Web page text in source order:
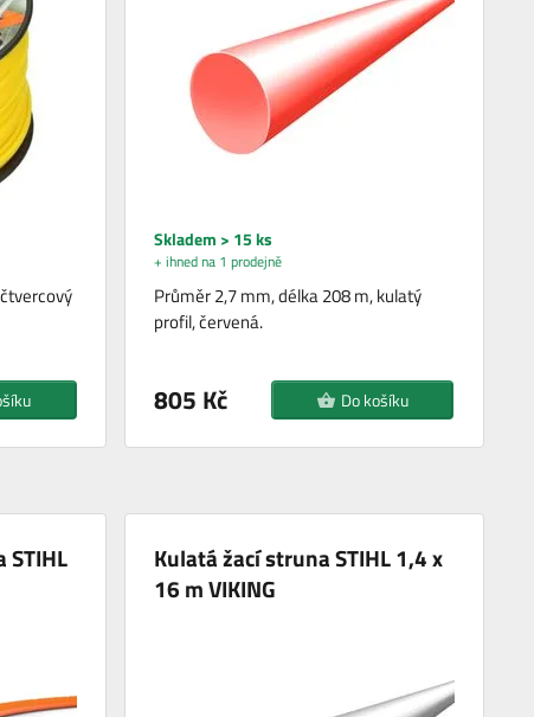
Skladem > 15 ks
+ ihned na 1 prodejně
Průměr 2,7 mm, délka 208 m, kulatý
profil, červená.
805 Kč Do košíku
Kulatá žací struna STIHL 1,4 x
16 m VIKING